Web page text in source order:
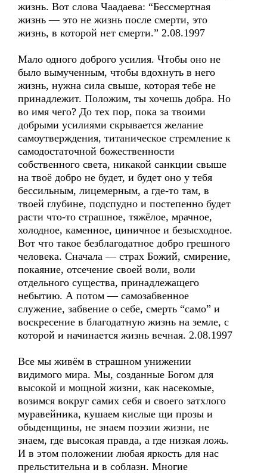
жизнь. Вот слова Чаадаева: “Бессмертная
жизнь — это не жизнь после смерти, это
жизнь, в которой нет смерти.” 2.08.1997
Мало одного доброго усилия. Чтобы оно не
было вымученным, чтобы вдохнуть в него
жизнь, нужна сила свыше, которая тебе не
принадлежит. Положим, ты хочешь добра. Но
во имя чего? До тех пор, пока за твоими
добрыми усилиями скрывается желание
самоутверждения, титаническое стремление к
самодостаточной божественности
собственного света, никакой санкции свыше
на твоё добро не будет, и будет оно у тебя
бессильным, лицемерным, а где-то там, в
твоей глубине, подспудно и постепенно будет
расти что-то страшное, тяжёлое, мрачное,
холодное, каменное, циничное и безысходное.
Вот что такое безблагодатное добро грешного
человека. Сначала — страх Божий, смирение,
покаяние, отсечение своей воли, воли
отдельного существа, принадлежащего
небытию. А потом — самозабвенное
служение, забвение о себе, смерть “само” и
воскресение в благодатную жизнь на земле, с
которой и начинается жизнь вечная. 2.08.1997
Все мы живём в страшном унижении
видимого мира. Мы, созданные Богом для
высокой и мощной жизни, как насекомые,
возимся вокруг самих себя и своего затхлого
муравейника, кушаем кислые щи прозы и
обыденщины, не знаем поэзии жизни, не
знаем, где высокая правда, а где низкая ложь.
И в этом положении любая яркость для нас
прельстительна и в соблазн. Многие